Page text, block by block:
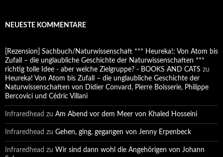
NEUESTE KOMMENTARE
[Rezension] Sachbuch/Naturwissenschaft *** Heureka!: Von Atom bis
Zufall – die unglaubliche Geschichte der Naturwissenschaften ***
richtig tolle Idee - aber welche Zielgruppe? - BOOKS AND CATS zu
Heureka! Von Atom bis Zufall – die unglaubliche Geschichte der
Naturwissenschaften von Didier Convard, Pierre Boisserie, Philippe
Bercovici und Cédric Villani
Infraredhead zu Am Abend vor dem Meer von Khaled Hosseini
Infraredhead zu Gehen, ging, gegangen von Jenny Erpenbeck
Infraredhead zu Wir sind dann wohl die Angehörigen von Johann